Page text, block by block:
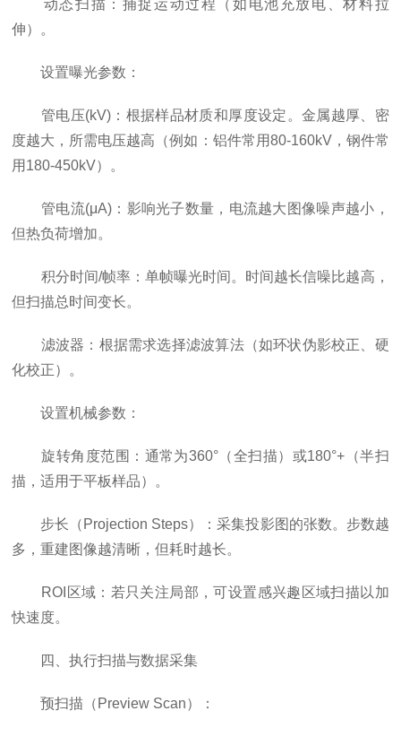
动态扫描：捕捉运动过程（如电池充放电、材料拉
伸）。
设置曝光参数：
管电压(kV)：根据样品材质和厚度设定。金属越厚、密
度越大，所需电压越高（例如：铝件常用80-160kV，钢件常
用180-450kV）。
管电流(μA)：影响光子数量，电流越大图像噪声越小，
但热负荷增加。
积分时间/帧率：单帧曝光时间。时间越长信噪比越高，
但扫描总时间变长。
滤波器：根据需求选择滤波算法（如环状伪影校正、硬
化校正）。
设置机械参数：
旋转角度范围：通常为360°（全扫描）或180°+（半扫
描，适用于平板样品）。
步长（Projection Steps）：采集投影图的张数。步数越
多，重建图像越清晰，但耗时越长。
ROI区域：若只关注局部，可设置感兴趣区域扫描以加
快速度。
四、执行扫描与数据采集
预扫描（Preview Scan）：